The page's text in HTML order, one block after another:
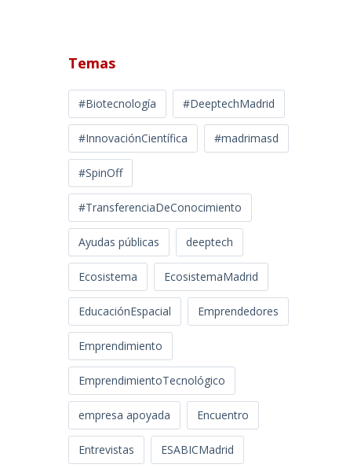
Temas
#Biotecnología #DeeptechMadrid
#InnovaciónCientífica #madrimasd
#SpinOff
#TransferenciaDeConocimiento
Ayudas públicas deeptech
Ecosistema EcosistemaMadrid
EducaciónEspacial Emprendedores
Emprendimiento
EmprendimientoTecnológico
empresa apoyada Encuentro
Entrevistas ESABICMadrid